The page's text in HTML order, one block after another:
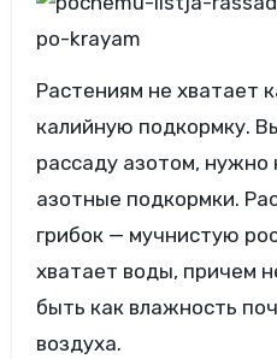
Растениям не хватает
калийную подкормку.
рассаду азотом, нужно
азотные подкормки.
грибок — мучнистую
хватает воды, причем
быть как влажность
воздуха.